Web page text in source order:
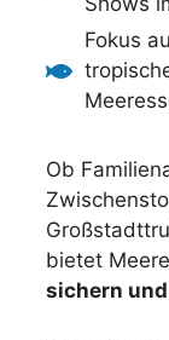
Fokus
Ob
bietet
sichern